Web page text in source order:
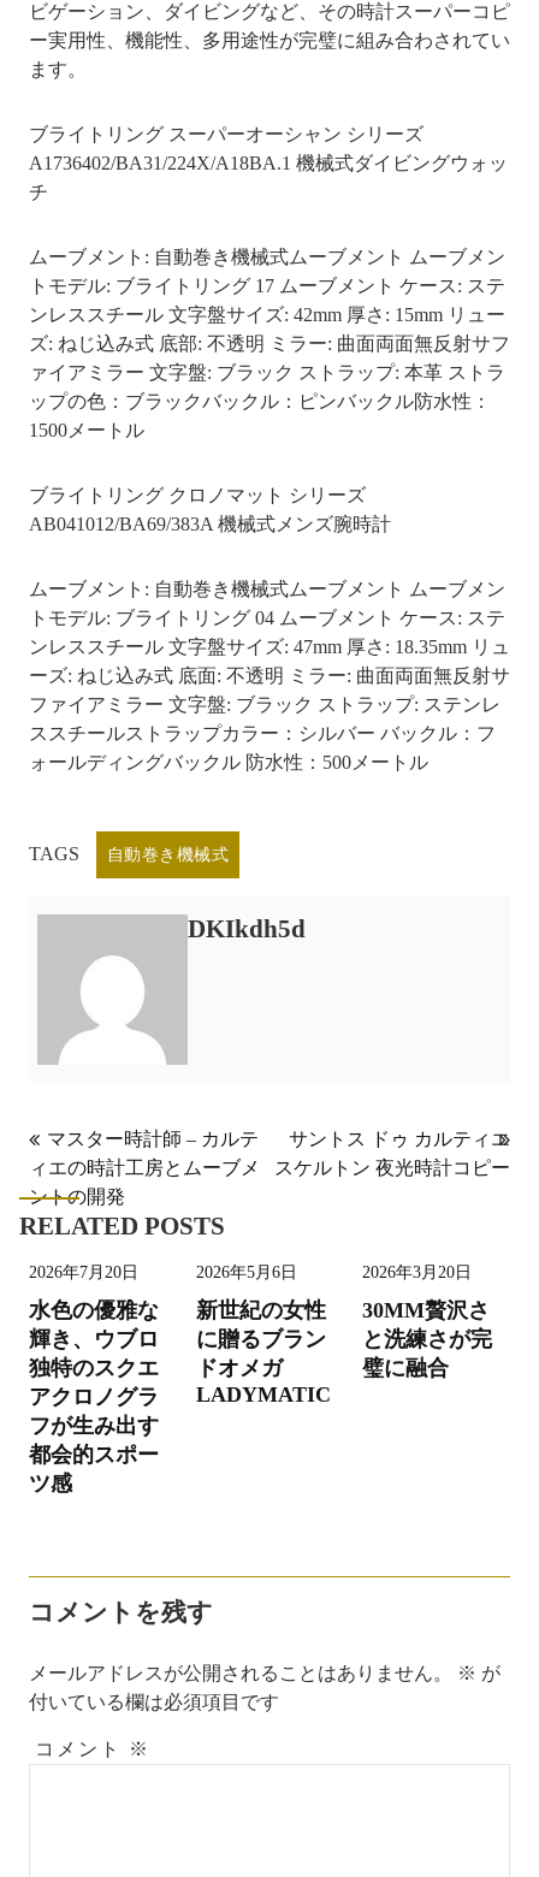
ビゲーション、ダイビングなど、その時計スーパーコピ
ー実用性、機能性、多用途性が完璧に組み合わされてい
ます。
ブライトリング スーパーオーシャン シリーズ
A1736402/BA31/224X/A18BA.1 機械式ダイビングウォッ
チ
ムーブメント: 自動巻き機械式ムーブメント ムーブメン
トモデル: ブライトリング 17 ムーブメント ケース: ステ
ンレススチール 文字盤サイズ: 42mm 厚さ: 15mm リュー
ズ: ねじ込み式 底部: 不透明 ミラー: 曲面両面無反射サフ
ァイアミラー 文字盤: ブラック ストラップ: 本革 ストラ
ップの色：ブラックバックル：ピンバックル防水性：
1500メートル
ブライトリング クロノマット シリーズ
AB041012/BA69/383A 機械式メンズ腕時計
ムーブメント: 自動巻き機械式ムーブメント ムーブメン
トモデル: ブライトリング 04 ムーブメント ケース: ステ
ンレススチール 文字盤サイズ: 47mm 厚さ: 18.35mm リュ
ーズ: ねじ込み式 底面: 不透明 ミラー: 曲面両面無反射サ
ファイアミラー 文字盤: ブラック ストラップ: ステンレ
ススチールストラップカラー：シルバー バックル：フ
ォールディングバックル 防水性：500メートル
TAGS 自動巻き機械式
DKIkdh5d
投
稿
ナ
ゲ
ー
シ
ョ
ン
マスター時計師 – カルテ
ィエの時計工房とムーブメ
ントの開発
サントス ドゥ カルティエ
スケルトン 夜光時計コピー
RELATED POSTS
2026年7月20日
水色の優雅な
輝き、ウブロ
独特のスクエ
アクロノグラ
フが生み出す
都会的スポー
ツ感
2026年5月6日
新世紀の女性
に贈るブラン
ドオメガ
LADYMATIC
2026年3月20日
30MM贅沢さ
と洗練さが完
璧に融合
コメントを残す
メールアドレスが公開されることはありません。 ※ が
付いている欄は必須項目です
コメント ※